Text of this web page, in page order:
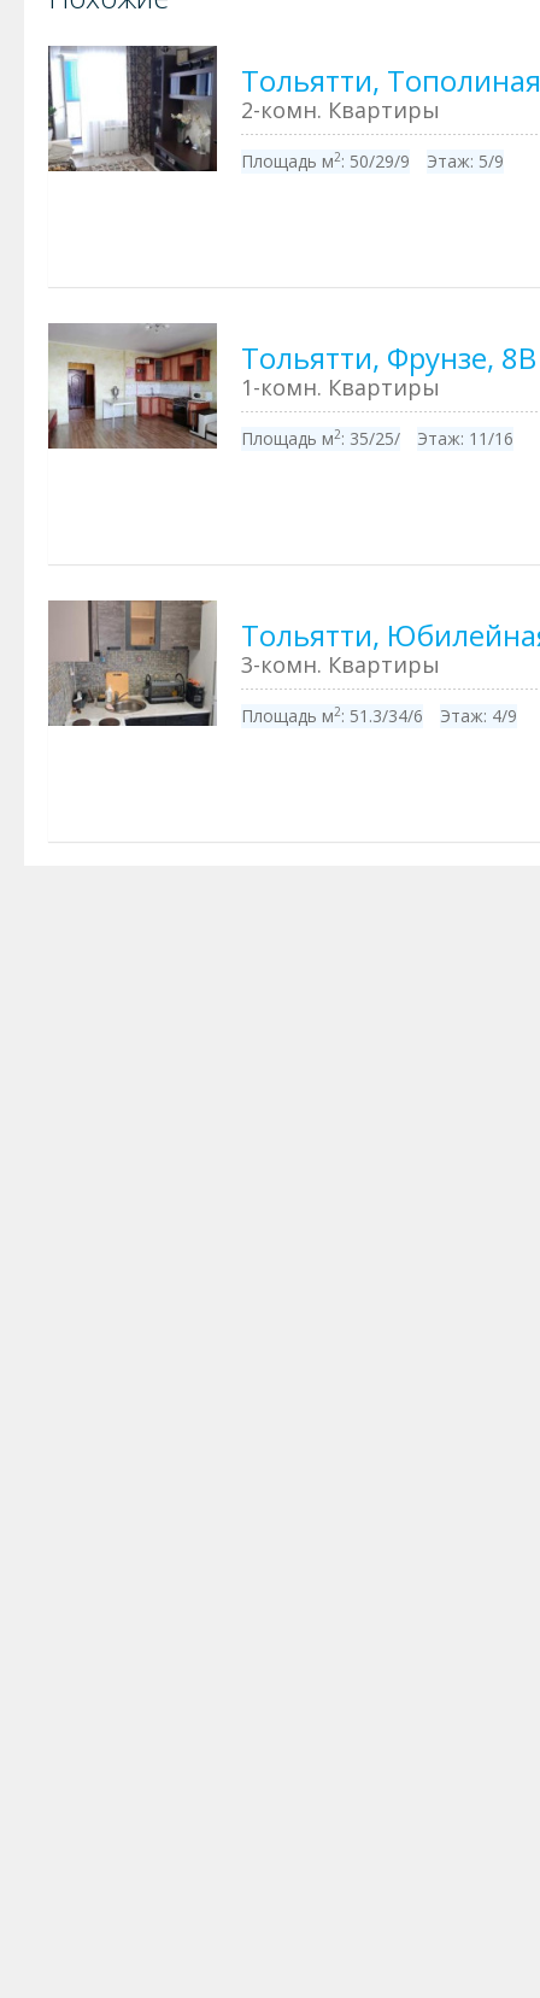
Тольятти,
2-комн. Квартиры
Площадь м2: 50/29/9 Этаж: 5/9
Тольятти, Фрунзе, 8В
1-комн. Квартиры
Площадь м2: 35/25/ Этаж: 11/16
Тольятти,
3-комн. Квартиры
Площадь м2: 51.3/34/6 Этаж: 4/9